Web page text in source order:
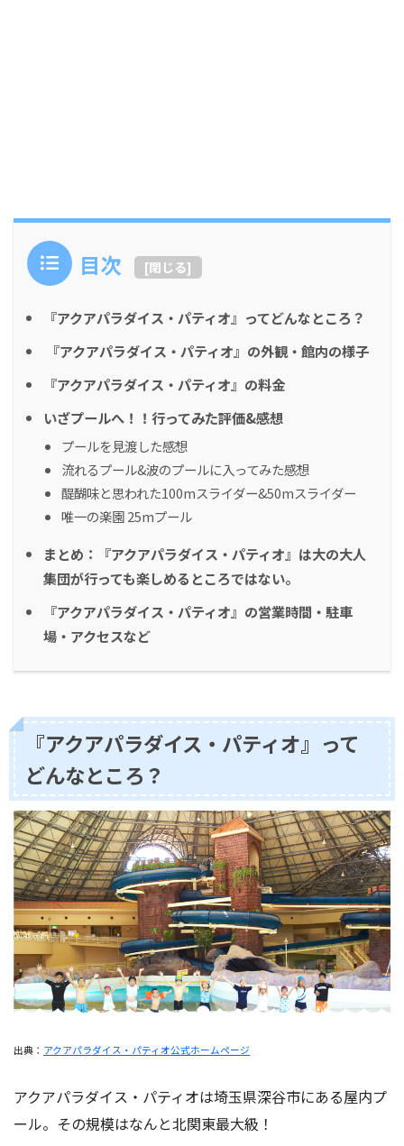
目次 [閉じる]
『アクアパラダイス・パティオ』ってどんなところ？
『アクアパラダイス・パティオ』の外観・館内の様子
『アクアパラダイス・パティオ』の料金
いざプールへ！！行ってみた評価&感想
プールを見渡した感想
流れるプール&波のプールに入ってみた感想
醍醐味と思われた100mスライダー&50mスライダー
唯一の楽園 25mプール
まとめ：『アクアパラダイス・パティオ』は大の大人
集団が行っても楽しめるところではない。
『アクアパラダイス・パティオ』の営業時間・駐車
場・アクセスなど
『アクアパラダイス・パティオ』って
どんなところ？
出典： アクアパラダイス・パティオ公式ホームページ
アクアパラダイス・パティオは埼玉県深谷市にある屋内プ
ール。その規模はなんと北関東最大級！